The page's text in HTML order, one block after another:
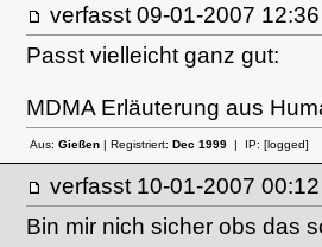
verfasst 09-01-2007
Passt vielleicht ganz gut:
MDMA Erläuterung aus
Aus: Gießen| Registriert: Dec 1999| IP: [logged]
verfasst 10-01-2007
Bin mir nich sicher obs das